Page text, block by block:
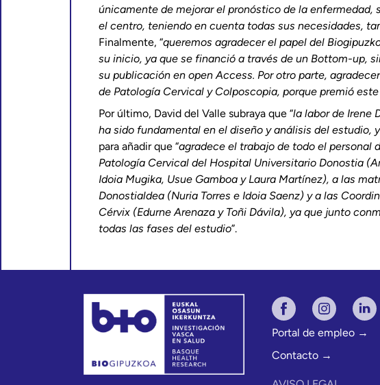
únicamente de mejorar el pronóstico de la enfermedad,
el centro, teniendo en cuenta todas sus necesidades,
Finalmente, “queremos agradecer el papel del
su inicio, ya que se financió a través de un Bottom-up,
su publicación en open Access. Por otro parte,
de Patología Cervical y Colposcopia, porque premió
Por último, David del Valle subraya que “la labor de Irene
ha sido fundamental en el diseño y análisis del estudio,
para añadir que “agradece el trabajo de todo el personal
Patología Cervical del Hospital Universitario Donostia
Idoia Mugika, Usue Gamboa y Laura Martínez), a las
Donostialdea (Nuria Torres e Idoia Saenz) y a las
Cérvix (Edurne Arenaza y Toñi Dávila), ya que junto
todas las fases del estudio”.
Portal de empleo →
Contacto →